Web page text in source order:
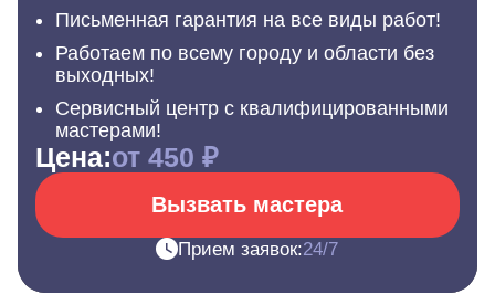
Письменная гарантия на все виды работ!
Работаем по всему городу и области без
выходных!
Сервисный центр с квалифицированными
мастерами!
Цена:от 450 ₽
Вызвать мастера
Прием заявок:24/7